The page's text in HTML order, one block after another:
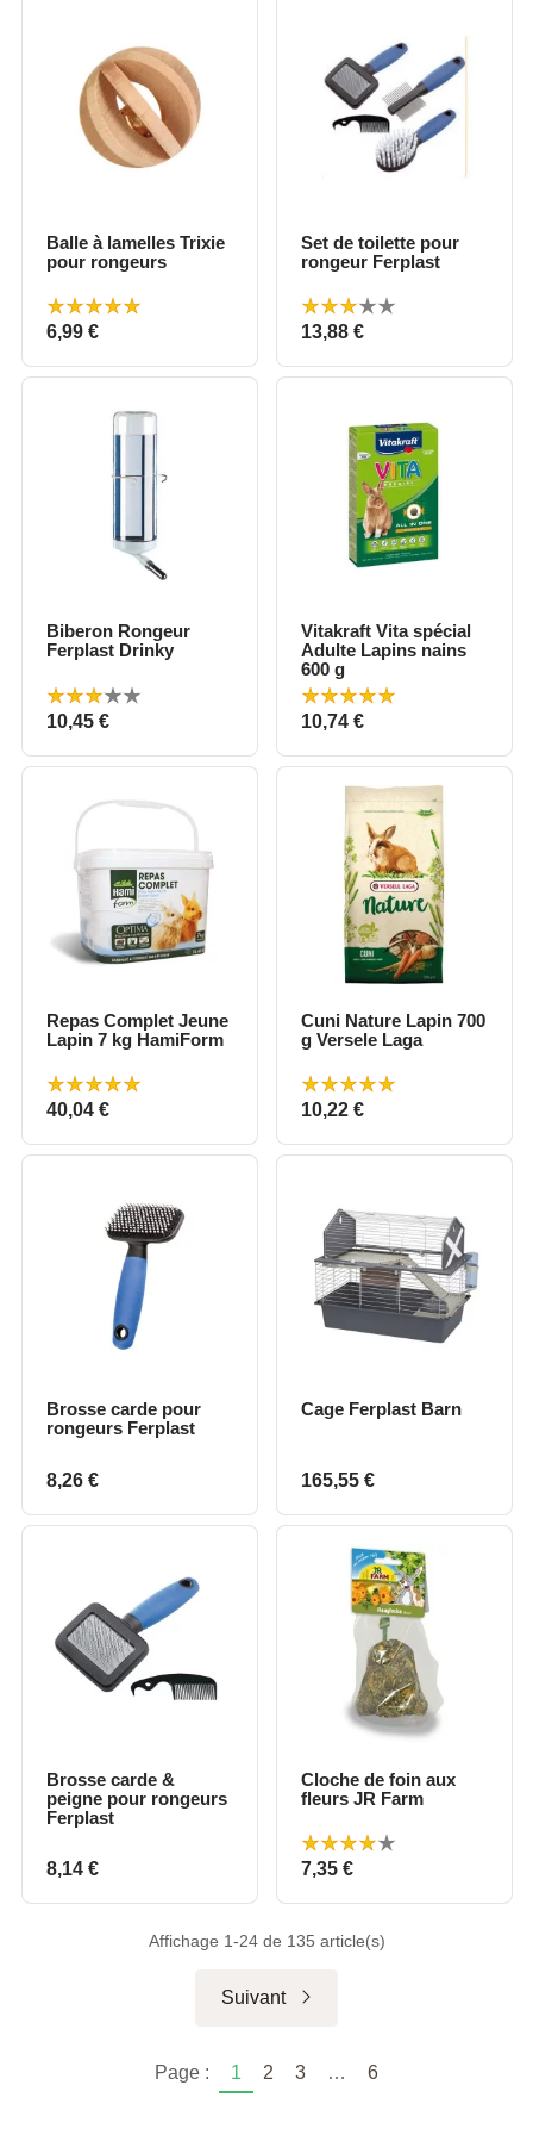
Balle à lamelles Trixie
pour rongeurs
Prix
6,99 €
Set de toilette pour
rongeur Ferplast
Prix
13,88 €
Biberon Rongeur
Ferplast Drinky
Prix
10,45 €
Vitakraft Vita spécial
Adulte Lapins nains
600 g
Prix
10,74 €
Repas Complet Jeune
Lapin 7 kg HamiForm
Prix
40,04 €
Cuni Nature Lapin 700
g Versele Laga
Prix
10,22 €
Brosse carde pour
rongeurs Ferplast
Prix
8,26 €
Cage Ferplast Barn
Prix
165,55 €
Brosse carde &
peigne pour rongeurs
Ferplast
Prix
8,14 €
Cloche de foin aux
fleurs JR Farm
Prix
7,35 €
Affichage 1-24 de 135 article(s)
Suivant
Page : 1 2 3 … 6